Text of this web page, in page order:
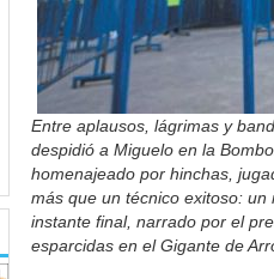
Entre aplausos, lágrimas y
despidió a Miguelo en la
homenajeado por hinchas,
más que un técnico exitoso:
instante final, narrado por el
esparcidas en el Gigante de